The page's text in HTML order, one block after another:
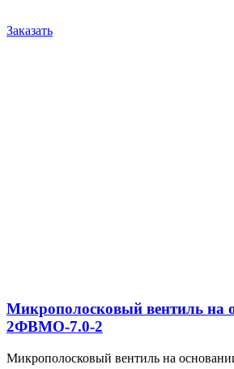
Заказать
Микрополосковый вентиль на
2ФВМO-7.0-2
Микрополосковый вентиль на